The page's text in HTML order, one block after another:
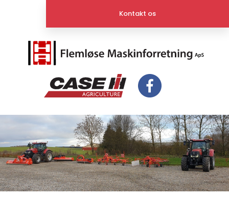
Kontakt os​